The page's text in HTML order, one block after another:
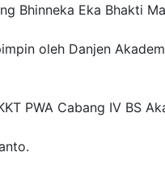
Bhinneka Eka Bhakti
oleh Danjen
PWA Cabang IV BS